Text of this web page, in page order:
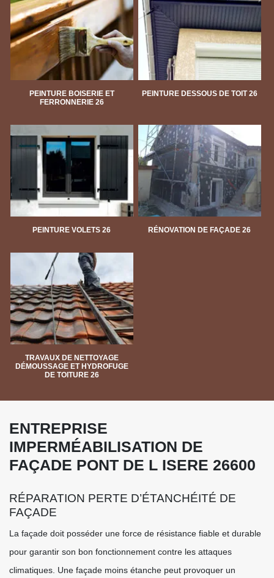
PEINTURE BOISERIE ET
FERRONNERIE 26
PEINTURE DESSOUS DE TOIT 26
PEINTURE VOLETS 26 RÉNOVATION DE FAÇADE 26
TRAVAUX DE NETTOYAGE
DÉMOUSSAGE ET HYDROFUGE
DE TOITURE 26
ENTREPRISE
IMPERMÉABILISATION DE
FAÇADE PONT DE L ISERE 26600
RÉPARATION PERTE D’ÉTANCHÉITÉ DE
FAÇADE
La façade doit posséder une force de résistance fiable et durable
pour garantir son bon fonctionnement contre les attaques
climatiques. Une façade moins étanche peut provoquer un